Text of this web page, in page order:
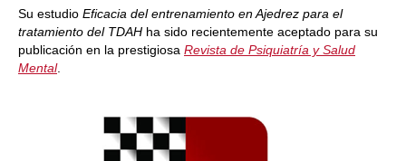
Su estudio Eficacia del entrenamiento en Ajedrez para el
tratamiento del TDAH ha sido recientemente aceptado para su
publicación en la prestigiosa Revista de Psiquiatría y Salud
Mental.